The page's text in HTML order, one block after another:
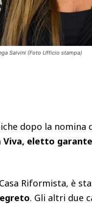
Salvini (Foto Ufficio stampa)
dopo la nomina
eletto
Riformista, è
. Gli altri due